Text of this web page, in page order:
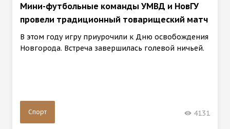
Мини-футбольные команды УМВД и НовГУ
провели традиционный товарищеский матч
В этом году игру приурочили к Дню освобождения
Новгорода. Встреча завершилась голевой ничьей.
Спорт 4131